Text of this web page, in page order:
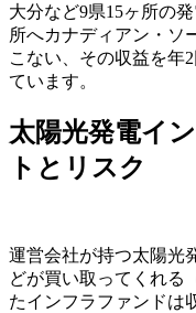
大分など9県15ヶ所の
所へカナディアン・ソ
こない、その収益を年
ています。
太陽光発電イ
トとリスク
運営会社が持つ太陽光
どが買い取ってくれる
たインフラファンドは